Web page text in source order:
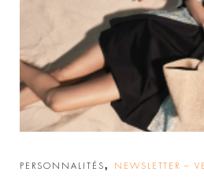
PERSONNALITÉS, NEWSLETTER –